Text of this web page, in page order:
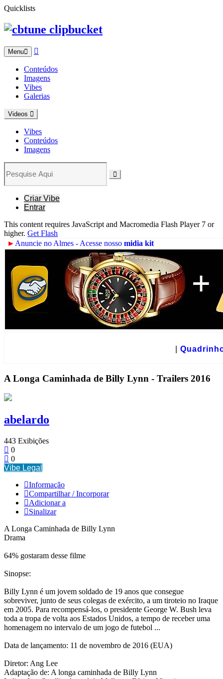
Quicklists
clipbucket
Menu
Conteúdos
Imagens
Vibes
Galerias
Videos
Vibes
Conteúdos
Imagens
Criar Vibe
Entrar
This content requires JavaScript and Macromedia Flash Player 7 or
higher. Get Flash
► Anuncie no Almes - Acesse nosso midia kit
A Longa Caminhada de Billy Lynn - Trailers 2016
abelardo
443 Exibições
0
0
Vibe Legal
Informação
Compartilhar / Incorporar
Adicionar a
Sinalizar
A Longa Caminhada de Billy Lynn
Drama
64% gostaram desse filme
Sinopse:
Billy Lynn é um jovem soldado de 19 anos que consegue
sobreviver, junto de seus colegas de exército, a um tiroteio no Iraque
em 2005. Para recompensá-los, o presidente George W. Bush leva
toda a tropa de volta aos Estados Unidos, a tempo de receber uma
homenagem no intervalo de um jogo de futebol ...
Data de lançamento: 11 de novembro de 2016 (EUA)
Diretor: Ang Lee
Adaptação de: A longa caminhada de Billy Lynn